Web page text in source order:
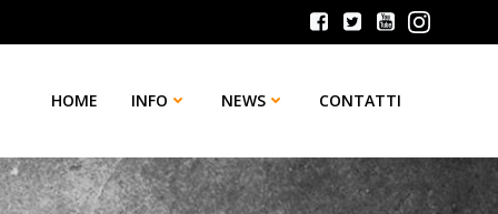
HOME INFO NEWS CONTATTI